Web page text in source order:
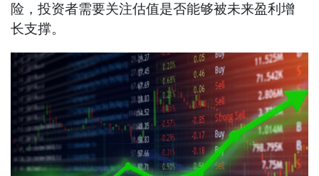
险，投资者需要关注估值是否能够被未来盈利增
长支撑。